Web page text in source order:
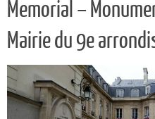
Memorial –
Mairie du 9e